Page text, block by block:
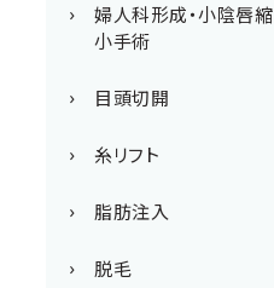
婦人科形成・小陰唇縮
小手術
目頭切開
糸リフト
脂肪注入
脱毛